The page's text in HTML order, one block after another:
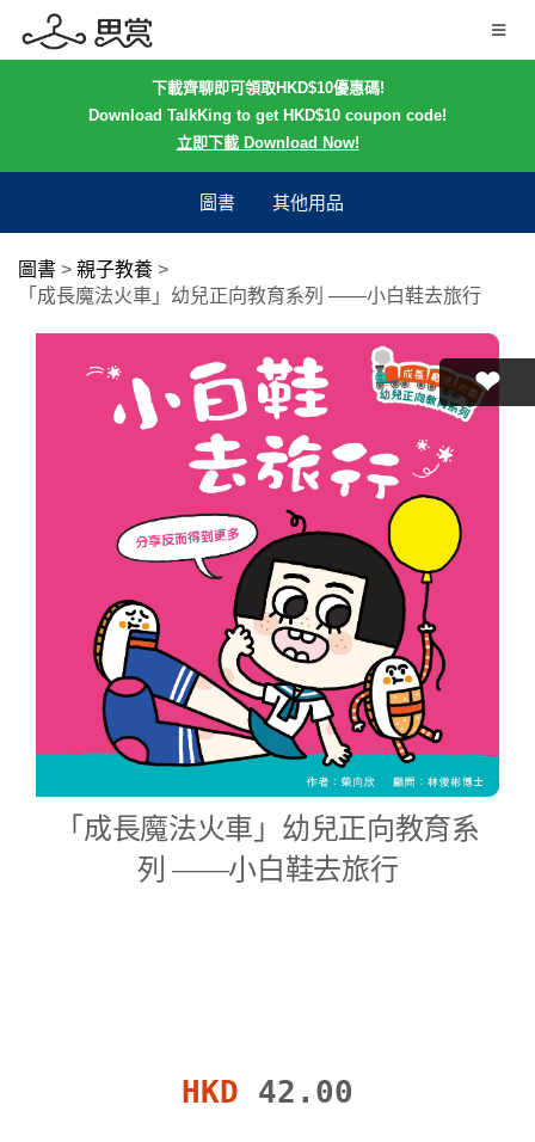
下載齊聊即可領取HKD$10優惠碼!
Download TalkKing to get HKD$10 coupon code!
立即下載 Download Now!
圖書 其他用品
圖書 > 親子教養 >
「成長魔法火車」幼兒正向教育系列 ——小白鞋去旅行
「成長魔法火車」幼兒正向教育系
列 ——小白鞋去旅行
HKD 42.00